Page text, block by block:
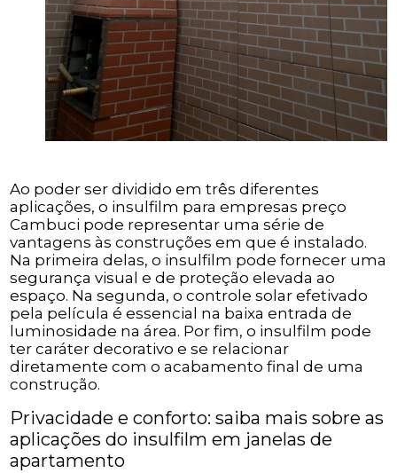
Ao poder ser dividido em três diferentes
aplicações, o insulfilm para empresas preço
Cambuci pode representar uma série de
vantagens às construções em que é instalado.
Na primeira delas, o insulfilm pode fornecer uma
segurança visual e de proteção elevada ao
espaço. Na segunda, o controle solar efetivado
pela película é essencial na baixa entrada de
luminosidade na área. Por fim, o insulfilm pode
ter caráter decorativo e se relacionar
diretamente com o acabamento final de uma
construção.
Privacidade e conforto: saiba mais sobre as
aplicações do insulfilm em janelas de
apartamento